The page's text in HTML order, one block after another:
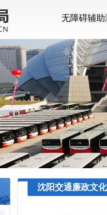
无障碍辅
沈阳交通廉政文